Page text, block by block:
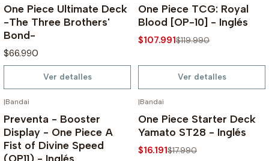
One Piece Ultimate Deck
-The Three Brothers'
Bond-
$66.990
Ver detalles
-10%
One Piece TCG: Royal
Blood [OP-10] - Inglés
$107.991$119.990
Ver detalles
-10%
|Bandai
Preventa - Booster
Display - One Piece A
Fist of Divine Speed
(OP11) - Inglés
-10%
|Bandai
One Piece Starter Deck
Yamato ST28 - Inglés
$16.191$17.990